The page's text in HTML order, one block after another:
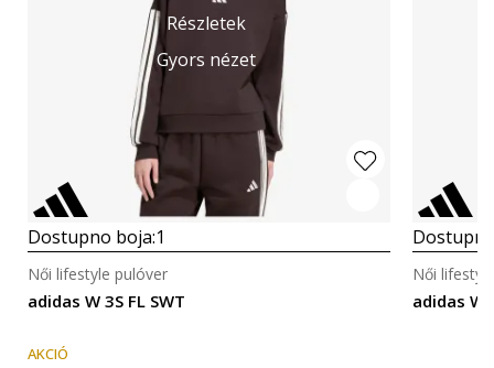
Részletek
Gyors nézet
Dostupno boja:1
adidas W 3S FL SWT
Női lifestyle pulóver
AKCIÓ
adidas W
Női